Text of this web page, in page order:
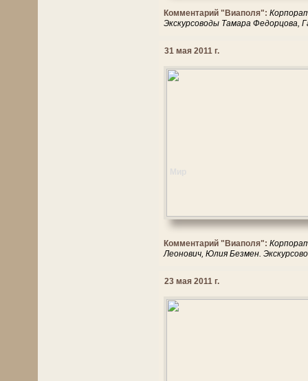
Комментарий "Виаполя":
Экскурсоводы Тамара Федорцова,
31 мая 2011 г.
Комментарий "Виаполя":
Леонович, Юлия Безмен.
23 мая 2011 г.